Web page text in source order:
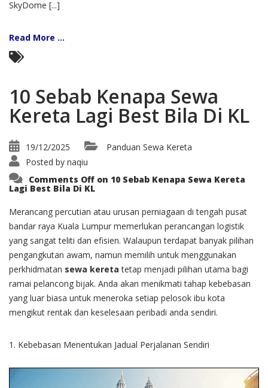
SkyDome [...]
Read More ...
10 Sebab Kenapa Sewa
Kereta Lagi Best Bila Di KL
19/12/2025
Panduan Sewa Kereta
Posted by naqiu
Comments Off on 10 Sebab Kenapa Sewa Kereta
Lagi Best Bila Di KL
Merancang percutian atau urusan perniagaan di tengah pusat
bandar raya Kuala Lumpur memerlukan perancangan logistik
yang sangat teliti dan efisien. Walaupun terdapat banyak pilihan
pengangkutan awam, namun memilih untuk menggunakan
perkhidmatan sewa kereta tetap menjadi pilihan utama bagi
ramai pelancong bijak. Anda akan menikmati tahap kebebasan
yang luar biasa untuk meneroka setiap pelosok ibu kota
mengikut rentak dan keselesaan peribadi anda sendiri.
1. Kebebasan Menentukan Jadual Perjalanan Sendiri